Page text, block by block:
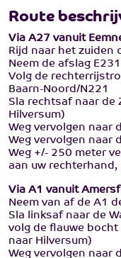
Route
Via A27 vanuit
Rijd naar het zuiden
Neem de afslag
Volg de
Baarn-Noord/N221
Sla rechtsaf naar de
Hilversum)
Weg vervolgen naar
Weg vervolgen naar
Weg +/- 250 meter
aan uw rechterhand,
Via A1 vanuit
Neem van af de A1
Sla linksaf naar de
volg de flauwe
naar Hilversum)
Weg vervolgen naar